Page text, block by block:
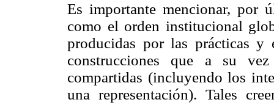
Es importante mencionar, por
como el orden institucional
producidas por las prácticas y
construcciones que a su
compartidas (incluyendo los
una representación). Tales